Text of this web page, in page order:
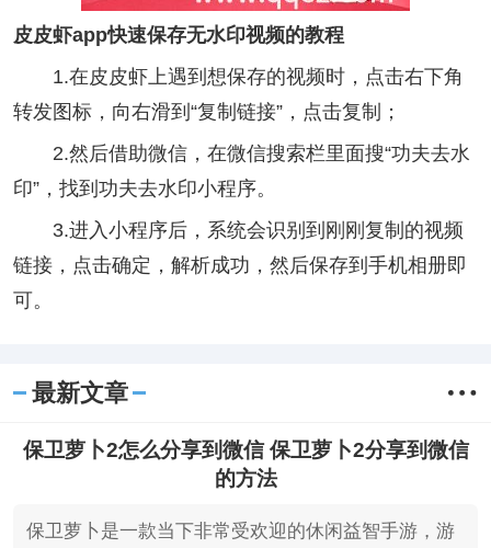
皮皮虾app快速保存无水印视频的教程
1.在皮皮虾上遇到想保存的视频时，点击右下角
转发图标，向右滑到“复制链接”，点击复制；
2.然后借助微信，在微信搜索栏里面搜“功夫去水
印”，找到功夫去水印小程序。
3.进入小程序后，系统会识别到刚刚复制的视频
链接，点击确定，解析成功，然后保存到手机相册即
可。
最新文章
保卫萝卜2怎么分享到微信 保卫萝卜2分享到微信
的方法
保卫萝卜是一款当下非常受欢迎的休闲益智手游，游